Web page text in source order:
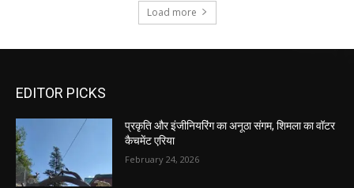
EDITOR PICKS
प्रकृति और इंजीनियरिंग का अनूठा संगम, शिमला का वॉटर
कैचमेंट एरिया
February 24, 2026